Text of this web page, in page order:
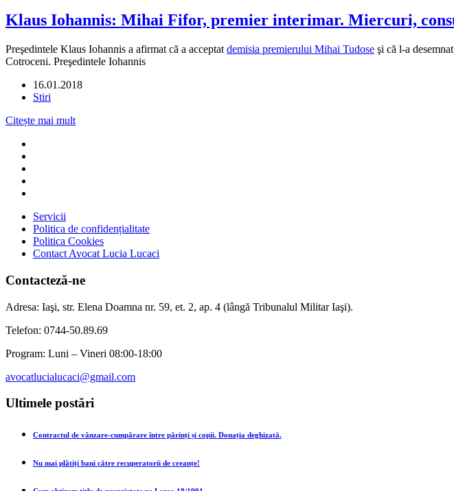
Klaus Iohannis: Mihai Fifor, premier interimar. Miercuri,
Preşedintele Klaus Iohannis a afirmat că a acceptat demisia premierului Mihai Tudose şi că l-a
Cotroceni. Preşedintele Iohannis
16.01.2018
Stiri
Citește mai mult
Servicii
Politica de confidențialitate
Politica Cookies
Contact Avocat Lucia Lucaci
Contacteză-ne
Adresa: Iaşi, str. Elena Doamna nr. 59, et. 2, ap. 4 (lângă Tribunalul Militar Iaşi).
Telefon: 0744-50.89.69
Program: Luni – Vineri 08:00-18:00
avocatlucialucaci@gmail.com
Ultimele postări
Contractul de vânzare-cumpărare între părinți și copii. Donația deghizată.
Nu mai plătiți bani către recuperatorii de creanțe!